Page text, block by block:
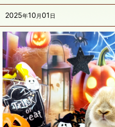
2025年10 月01 日